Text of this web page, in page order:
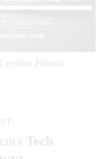
Brown
Tech